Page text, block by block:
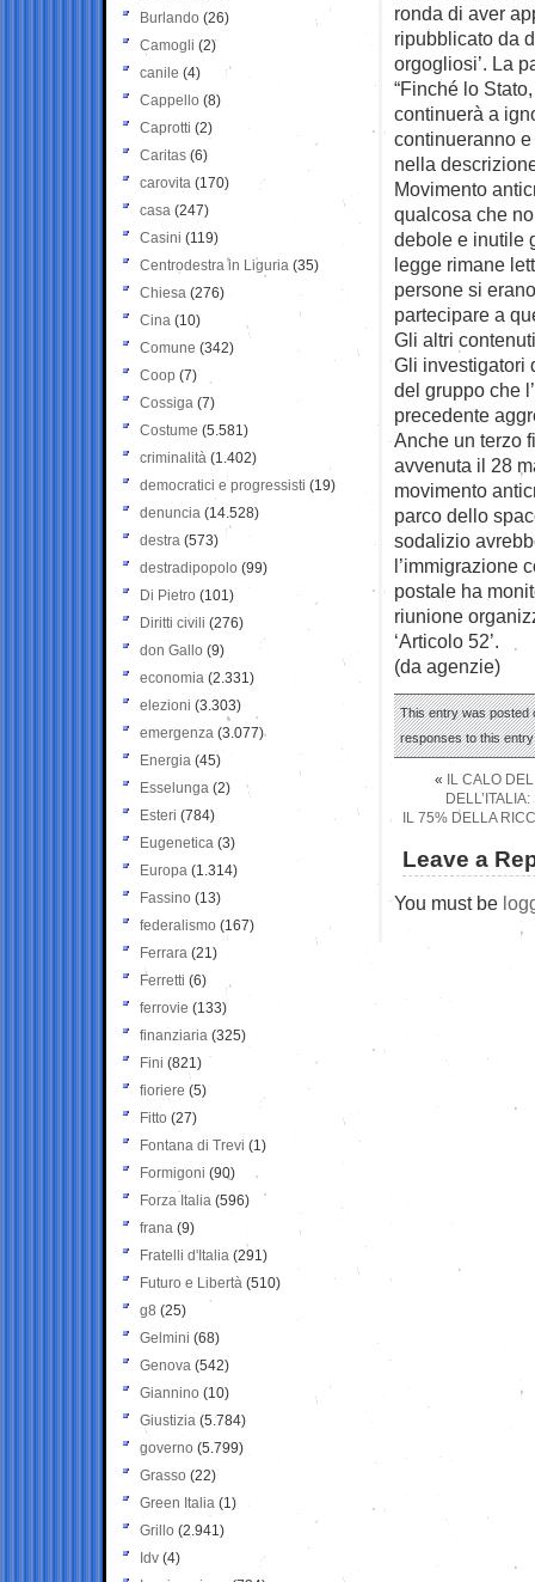
ronda di aver
ripubblicato da
orgogliosi’. La
“Finché lo
continuerà a
continueranno
nella
Movimento
qualcosa che
debole e inutile
legge rimane
persone si
partecipare a
Gli altri contenuti
Gli investigatori
del gruppo che
precedente
Anche un terzo
avvenuta il 28
movimento
parco dello
sodalizio
l’immigrazione
postale ha
riunione
‘Articolo 52’.
(da agenzie)
This entry was posted
responses to this
«
IL CALO
IL 75% DELLA
Leave a
You must be
Burlando (26)
Camogli (2)
canile (4)
Cappello (8)
Caprotti (2)
Caritas (6)
carovita (170)
casa (247)
Casini (119)
Centrodestra in Liguria (35)
Chiesa (276)
Cina (10)
Comune (342)
Coop (7)
Cossiga (7)
Costume (5.581)
criminalità (1.402)
democratici e progressisti (19)
denuncia (14.528)
destra (573)
destradipopolo (99)
Di Pietro (101)
Diritti civili (276)
don Gallo (9)
economia (2.331)
elezioni (3.303)
emergenza (3.077)
Energia (45)
Esselunga (2)
Esteri (784)
Eugenetica (3)
Europa (1.314)
Fassino (13)
federalismo (167)
Ferrara (21)
Ferretti (6)
ferrovie (133)
finanziaria (325)
Fini (821)
fioriere (5)
Fitto (27)
Fontana di Trevi (1)
Formigoni (90)
Forza Italia (596)
frana (9)
Fratelli d'Italia (291)
Futuro e Libertà (510)
g8 (25)
Gelmini (68)
Genova (542)
Giannino (10)
Giustizia (5.784)
governo (5.799)
Grasso (22)
Green Italia (1)
Grillo (2.941)
Idv (4)